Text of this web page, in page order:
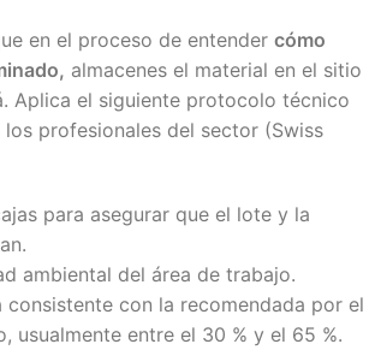
en el proceso de entender cómo
almacenes el material en el sitio
Aplica el siguiente protocolo técnico
profesionales del sector (Swiss
para asegurar que el lote y la
ambiental del área de trabajo.
consistente con la recomendada por el
usualmente entre el 30 % y el 65 %.